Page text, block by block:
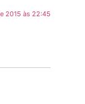
2015 às 22:45